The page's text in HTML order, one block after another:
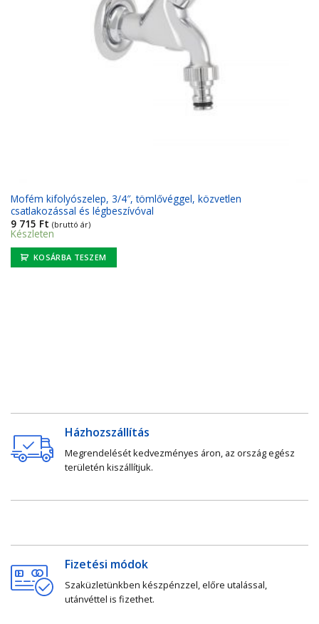
Mofém kifolyószelep, 3/4″, tömlővéggel, közvetlen
csatlakozással és légbeszívóval
9 715 Ft (bruttó ár)
Készleten
KOSÁRBA TESZEM
Házhozszállítás
Megrendelését kedvezményes áron, az ország egész
területén kiszállítjuk.
Fizetési módok
Szaküzletünkben készpénzzel, előre utalással,
utánvéttel is fizethet.